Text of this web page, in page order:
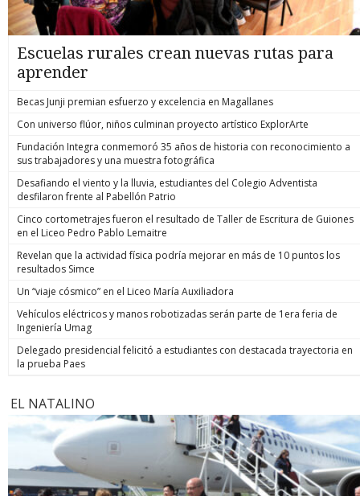
Escuelas rurales crean nuevas rutas para
aprender
Becas Junji premian esfuerzo y excelencia en Magallanes
Con universo flúor, niños culminan proyecto artístico ExplorArte
Fundación Integra conmemoró 35 años de historia con reconocimiento a
sus trabajadores y una muestra fotográfica
Desafiando el viento y la lluvia, estudiantes del Colegio Adventista
desfilaron frente al Pabellón Patrio
Cinco cortometrajes fueron el resultado de Taller de Escritura de Guiones
en el Liceo Pedro Pablo Lemaitre
Revelan que la actividad física podría mejorar en más de 10 puntos los
resultados Simce
Un “viaje cósmico” en el Liceo María Auxiliadora
Vehículos eléctricos y manos robotizadas serán parte de 1era feria de
Ingeniería Umag
Delegado presidencial felicitó a estudiantes con destacada trayectoria en
la prueba Paes
EL NATALINO